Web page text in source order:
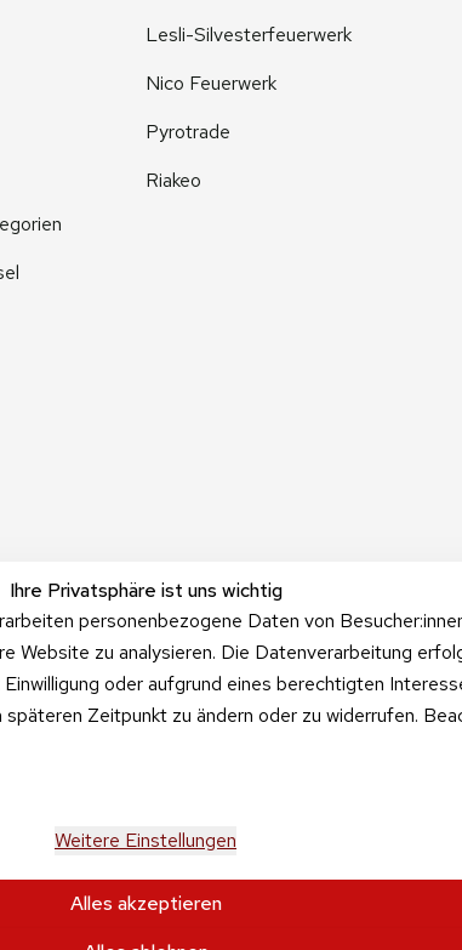
Ihre Privatsphäre ist uns wichtig
personenbezogene Daten von
Website zu analysieren. Die Datenverarbeitung
oder aufgrund eines berechtigten
Zeitpunkt zu ändern oder zu widerrufen.
Weitere Einstellungen
Alles akzeptieren
Lesli-Silvesterfeuerwerk
Nico Feuerwerk
Pyrotrade
Riakeo